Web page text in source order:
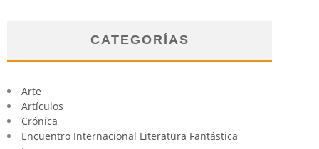
CATEGORÍAS
Arte
Artículos
Crónica
Encuentro Internacional Literatura Fantástica